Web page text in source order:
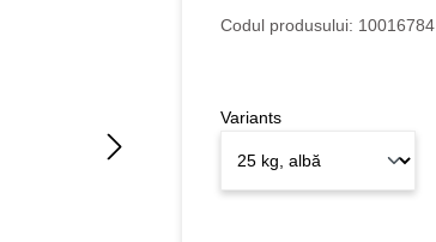
Codul produsului: 10016784
Variants